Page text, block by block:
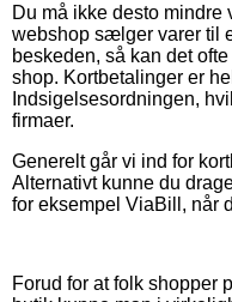
Du må ikke desto
webshop sælger varer til
beskeden, så kan det
shop. Kortbetalinger er
Indsigelsesordningen,
firmaer.
Generelt går vi ind for
Alternativt kunne du
for eksempel ViaBill, når
Forud for at folk shopper